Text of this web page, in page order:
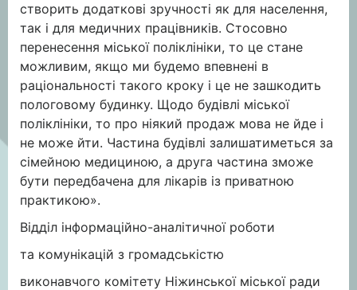
створить додаткові зручності як для населення,
так і для медичних працівників. Стосовно
перенесення міської поліклініки, то це стане
можливим, якщо ми будемо впевнені в
раціональності такого кроку і це не зашкодить
пологовому будинку. Щодо будівлі міської
поліклініки, то про ніякий продаж мова не йде і
не може йти. Частина будівлі залишатиметься за
сімейною медициною, а друга частина зможе
бути передбачена для лікарів із приватною
практикою».
Відділ інформаційно-аналітичної роботи
та комунікацій з громадськістю
виконавчого комітету Ніжинської міської ради